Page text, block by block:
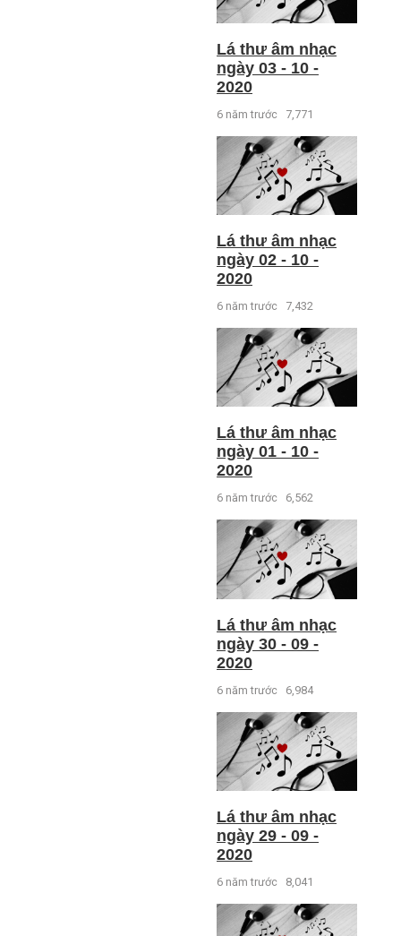
Lá thư âm nhạc
ngày 03 - 10 -
2020
6 năm trước 7,771
Lá thư âm nhạc
ngày 02 - 10 -
2020
6 năm trước 7,432
Lá thư âm nhạc
ngày 01 - 10 -
2020
6 năm trước 6,562
Lá thư âm nhạc
ngày 30 - 09 -
2020
6 năm trước 6,984
Lá thư âm nhạc
ngày 29 - 09 -
2020
6 năm trước 8,041